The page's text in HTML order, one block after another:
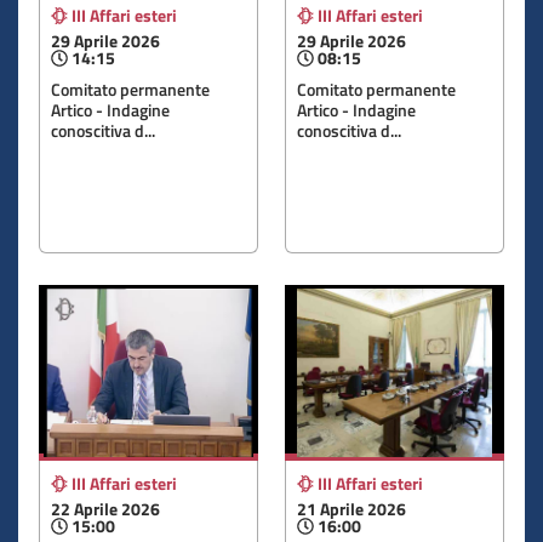
III Affari esteri
29 Aprile 2026
14:15
Comitato permanente
Artico - Indagine
conoscitiva d...
III Affari esteri
29 Aprile 2026
08:15
Comitato permanente
Artico - Indagine
conoscitiva d...
III Affari esteri
22 Aprile 2026
15:00
III Affari esteri
21 Aprile 2026
16:00